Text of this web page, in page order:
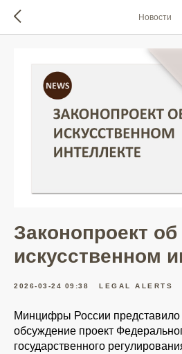
Новости
Законопроект об
искусственном
2026-03-24 09:38 LEGAL ALERTS
Минцифры России
обсуждение проект
государственного